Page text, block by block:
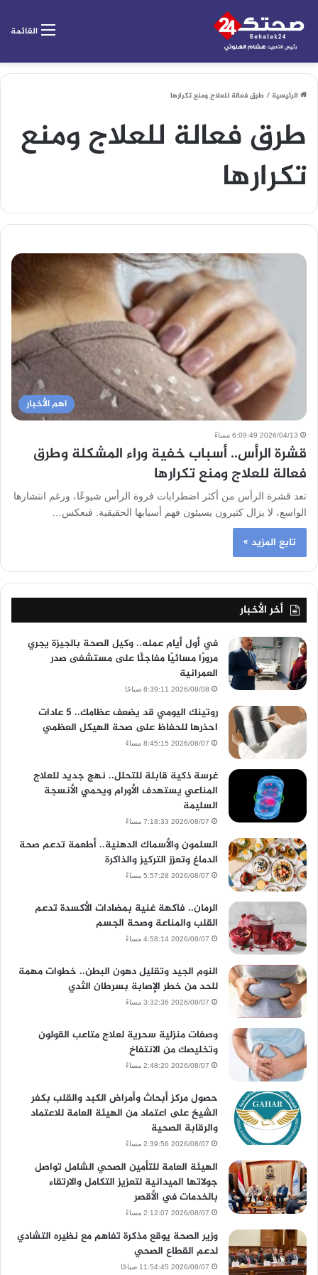
القائمة
الرئيسية/ طرق فعالة للعلاج ومنع تكرارها
طرق فعالة للعلاج ومنع
تكرارها
اهم الأخبار
2026/04/13 6:09:49 مساءً
قشرة الرأس.. أسباب خفية وراء المشكلة وطرق
فعالة للعلاج ومنع تكرارها
تعد قشرة الرأس من أكثر اضطرابات فروة الرأس شيوعًا، ورغم انتشارها
الواسع، لا يزال كثيرون يسيئون فهم أسبابها الحقيقية. فبعكس…
تابع المزيد »
أخر الأخبار
في أول أيام عمله.. وكيل الصحة بالجيزة يجري
مرورًا مسائيًا مفاجئًا على مستشفى صدر
العمرانية
2026/08/08 8:39:11 صباحًا
روتينك اليومي قد يضعف عظامك.. 5 عادات
احذرها للحفاظ على صحة الهيكل العظمي
2026/08/07 8:45:15 مساءً
غرسة ذكية قابلة للتحلل.. نهج جديد للعلاج
المناعي يستهدف الأورام ويحمي الأنسجة
السليمة
2026/08/07 7:18:33 مساءً
السلمون والأسماك الدهنية.. أطعمة تدعم صحة
الدماغ وتعزز التركيز والذاكرة
2026/08/07 5:57:28 مساءً
الرمان.. فاكهة غنية بمضادات الأكسدة تدعم
القلب والمناعة وصحة الجسم
2026/08/07 4:58:14 مساءً
النوم الجيد وتقليل دهون البطن.. خطوات مهمة
للحد من خطر الإصابة بسرطان الثدي
2026/08/07 3:32:36 مساءً
وصفات منزلية سحرية لعلاج متاعب القولون
وتخليصك من الانتفاخ
2026/08/07 2:48:20 مساءً
حصول مركز أبحاث وأمراض الكبد والقلب بكفر
الشيخ على اعتماد من الهيئة العامة للاعتماد
والرقابة الصحية
2026/08/07 2:39:56 مساءً
الهيئة العامة للتأمين الصحي الشامل تواصل
جولاتها الميدانية لتعزيز التكامل والارتقاء
بالخدمات في الأقصر
2026/08/07 2:12:07 مساءً
وزير الصحة يوقع مذكرة تفاهم مع نظيره التشادي
لدعم القطاع الصحي
2026/08/07 11:54:45 صباحًا